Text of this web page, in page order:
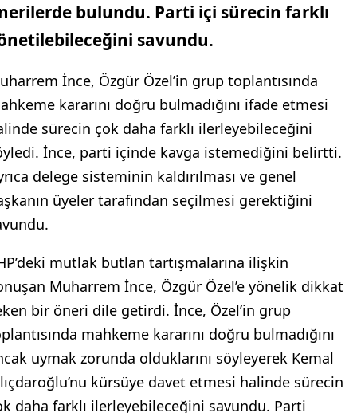
bulundu. Parti içi sürecin farklı
savundu.
İnce, Özgür Özel’in grup toplantısında
kararını doğru bulmadığını ifade etmesi
sürecin çok daha farklı ilerleyebileceğini
İnce, parti içinde kavga istemediğini belirtti.
delege sisteminin kaldırılması ve genel
üyeler tarafından seçilmesi gerektiğini
mutlak butlan tartışmalarına ilişkin
Muharrem İnce, Özgür Özel’e yönelik dikkat
bir öneri dile getirdi. İnce, Özel’in grup
mahkeme kararını doğru bulmadığını
uymak zorunda olduklarını söyleyerek Kemal
kürsüye davet etmesi halinde sürecin
daha farklı ilerleyebileceğini savundu. Parti